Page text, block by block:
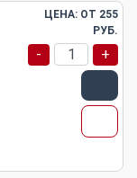
ЦЕНА: ОТ 255
РУБ.
- +